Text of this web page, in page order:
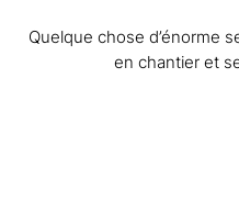
Quelque chose d’énorme
en chantier et